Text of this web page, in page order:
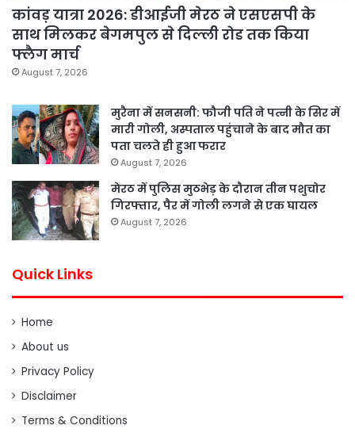
कांवड़ यात्रा 2026: डीआईजी मेरठ ने एसएसपी के
साथ मिलकर बेगमपुल से दिल्ली रोड तक किया
फ्लैग मार्च
August 7, 2026
मुरैना में सनसनी: फौजी पति ने पत्नी के सिर में
मारी गोली, अस्पताल पहुंचाने के बाद मौत का
पता चलते ही हुआ फरार
August 7, 2026
मेरठ में पुलिस मुठभेड़ के दौरान तीन पशुचोर
गिरफ्तार, पैर में गोली लगने से एक घायल
August 7, 2026
Quick Links
Home
About us
Privacy Policy
Disclaimer
Terms & Conditions